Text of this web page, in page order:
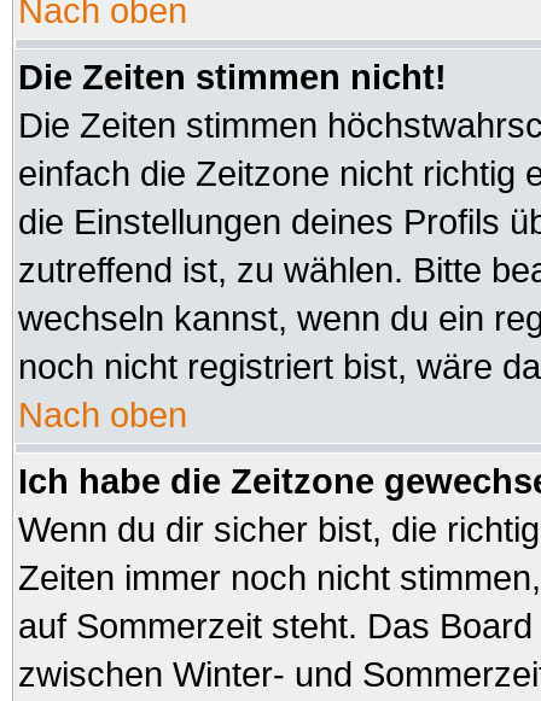
Nach oben
Die Zeiten stimmen nicht!
Die Zeiten stimmen
einfach die Zeitzone nicht richtig
die Einstellungen deines Profils
zutreffend ist, zu wählen. Bitte
wechseln kannst, wenn du ein
noch nicht registriert bist, wäre
Nach oben
Ich habe die Zeitzone
Wenn du dir sicher bist, die
Zeiten immer noch nicht
auf Sommerzeit steht. Das
zwischen Winter- und